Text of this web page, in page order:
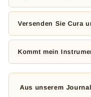
Versenden Sie Cura
Kommt mein
Aus unserem Journal